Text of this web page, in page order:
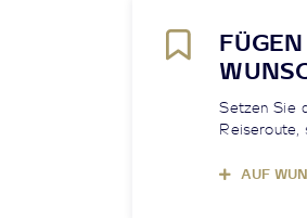
Setzen Sie
Reiseroute,
AUF